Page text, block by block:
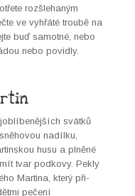
rozšle­haným
ve vyhřáté troubě na
buď samot­né, nebo
nebo povid­ly.
svátků
nadílku,
husu a plněné
tvar pod­kovy. Pekly
Mar­ti­na, který při­
pečení